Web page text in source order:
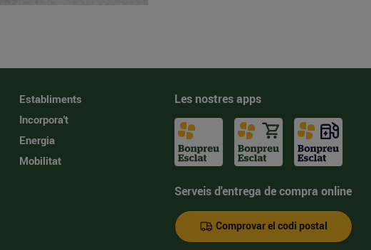
Establiments
Incorpora't
Energia
Mobilitat
Les nostres apps
Serveis d'entrega de compra online
Comprovar el codi postal